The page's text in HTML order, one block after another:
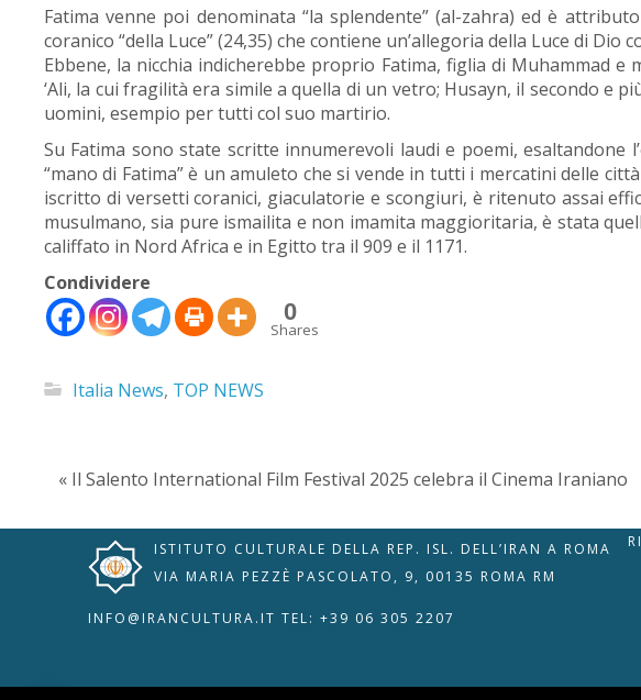
Fatima venne poi denominata “la splendente” (al-zahra) ed è
coranico “della Luce” (24,35) che contiene un’allegoria della Luce di
Ebbene, la nicchia indicherebbe proprio Fatima, figlia di Muhammad
‘Ali, la cui fragilità era simile a quella di un vetro; Husayn, il secondo e
uomini, esempio per tutti col suo martirio.
Su Fatima sono state scritte innumerevoli laudi e poemi, esaltandone
“mano di Fatima” è un amuleto che si vende in tutti i mercatini delle
iscritto di versetti coranici, giaculatorie e scongiuri, è ritenuto assai
musulmano, sia pure ismailita e non imamita maggioritaria, è stata
califfato in Nord Africa e in Egitto tra il 909 e il 1171.
Condividere
0
Shares
Italia News, TOP NEWS
« Il Salento International Film Festival 2025 celebra il Cinema Iraniano
ISTITUTO CULTURALE DELLA REP. ISL. DELL’IRAN A ROMA
VIA MARIA PEZZÈ PASCOLATO, 9, 00135 ROMA RM
INFO@IRANCULTURA.IT TEL: +39 06 305 2207
Alto Contrasto
Immagini
Evidenzia Link
Modalità
Tastiera
Grande
Guida Lettura